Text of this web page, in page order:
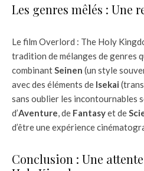
Les genres mêlés : Une
Le film Overlord : The Holy
tradition de mélanges de genres
combinant Seinen (un style
avec des éléments de Isekai
sans oublier les incontournables
d’Aventure , de Fantasyet de
d’être une expérience
Conclusion : Une